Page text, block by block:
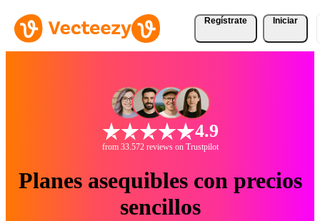
Regístrate Iniciar
4.9
from 33.572 reviews on Trustpilot
Planes asequibles con precios
sencillos